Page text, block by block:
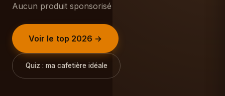
Aucun produit sponsorisé
Voir le top 2026 →
Quiz : ma cafetière idéale